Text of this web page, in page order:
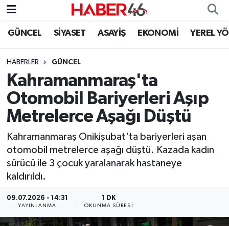
GÜNCEL SİYASET ASAYİŞ EKONOMİ YEREL
HABERLER GÜNCEL
Kahramanmaraş'ta
Otomobil Bariyerleri Aşıp
Metrelerce Aşağı Düştü
Kahramanmaraş Onikişubat'ta bariyerleri aşan
otomobil metrelerce aşağı düştü. Kazada kadın
sürücü ile 3 çocuk yaralanarak hastaneye
kaldırıldı.
09.07.2026 - 14:31
YAYINLANMA
1 DK
OKUNMA SÜRESI
GÜNCEL
SİYASET
EKONOMİ
SPOR
YAŞAM
TEKNOLOJİ
SAĞLIK
EĞİTİM
Nöbetçi Eczaneler
Hava Durumu
Kahramanmaraş Namaz Vakitleri
Trafik Durumu
Süper Lig Puan Durumu ve Fikstür
Tüm Manşetler
Son Dakika Haberleri
Haber Arşivi